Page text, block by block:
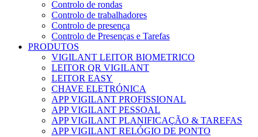
Controlo de rondas
Controlo de trabalhadores
Controlo de presença
Controlo de Presenças e Tarefas
PRODUTOS
VIGILANT LEITOR BIOMETRICO
LEITOR QR VIGILANT
LEITOR EASY
CHAVE ELETRÓNICA
APP VIGILANT PROFISSIONAL
APP VIGILANT PESSOAL
APP VIGILANT PLANIFICAÇÃO & TAREFAS
APP VIGILANT RELÓGIO DE PONTO